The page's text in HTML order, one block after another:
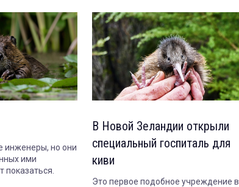
инженеры, но они
ими
показаться.
В Новой Зеландии открыли
специальный госпиталь для
киви
Это первое подобное учреждение в